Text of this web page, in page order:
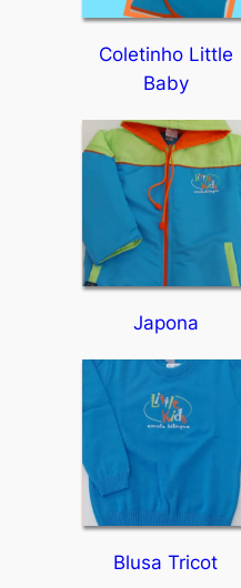
Coletinho Little
Baby
Japona
Blusa Tricot